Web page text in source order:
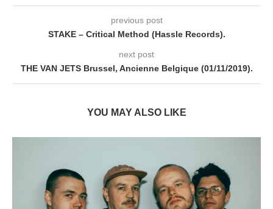
previous post
STAKE – Critical Method (Hassle Records).
next post
THE VAN JETS Brussel, Ancienne Belgique (01/11/2019).
YOU MAY ALSO LIKE